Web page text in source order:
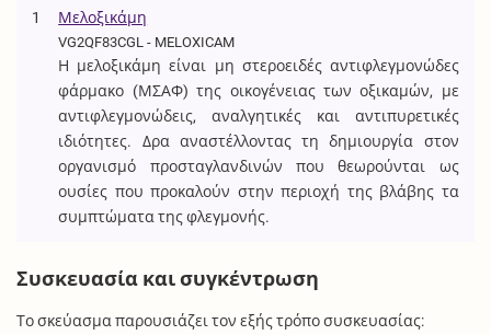
1 Μελοξικάμη
VG2QF83CGL - MELOXICAM
Η μελοξικάμη είναι μη στεροειδές αντιφλεγμονώδες
φάρμακο (ΜΣΑΦ) της οικογένειας των οξικαμών, με
αντιφλεγμονώδεις, αναλγητικές και αντιπυρετικές
ιδιότητες. Δρα αναστέλλοντας τη δημιουργία στον
οργανισμό προσταγλανδινών που θεωρούνται ως
ουσίες που προκαλούν στην περιοχή της βλάβης τα
συμπτώματα της φλεγμονής.
Συσκευασία και συγκέντρωση
Το σκεύασμα παρουσιάζει τον εξής τρόπο συσκευασίας: